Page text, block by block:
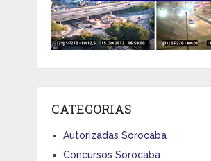
CATEGORIAS
Autorizadas Sorocaba
Concursos Sorocaba